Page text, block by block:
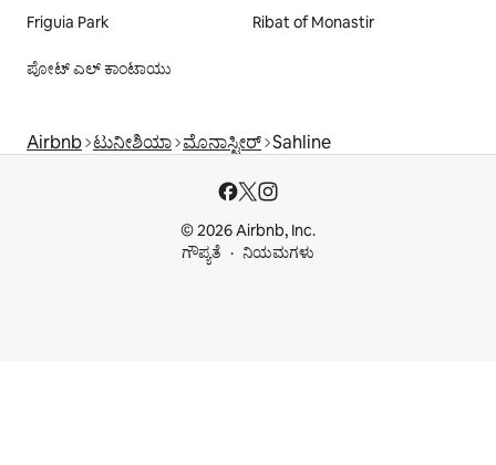
Friguia Park Ribat of Monastir
ಪೋಟ್ ಎಲ್ ಕಾಂಟಾಯು
Airbnb ಟುನೀಶಿಯಾ ಮೊನಾಸ್ಟೀರ್ Sahline
© 2026 Airbnb, Inc.
ಗೌಪ್ಯತೆ
ನಿಯಮಗಳು